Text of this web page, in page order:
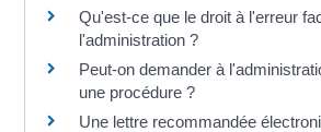
Qu'est-ce que le droit à l'erreur
l'administration ?
Peut-on demander à
une procédure ?
Une lettre recommandée